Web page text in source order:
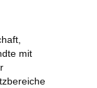
mit